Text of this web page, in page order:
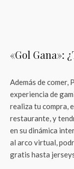
«Gol Gana»:
Además de comer,
experiencia de
realiza tu compra,
restaurante, y
en su dinámica
al arco virtual,
gratis hasta